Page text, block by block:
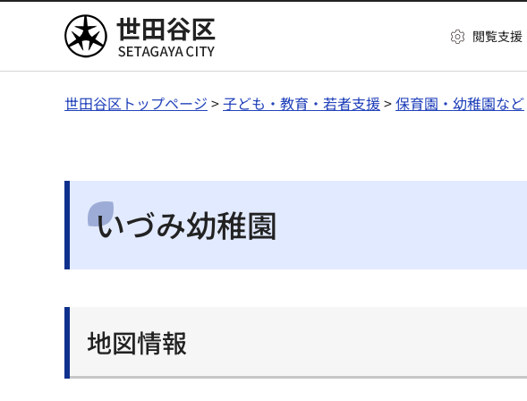
世田谷区 閲覧支援
世田谷区トップページ >子ども・教育・若者支援>保育園・幼稚園など
いづみ幼稚園
地図情報